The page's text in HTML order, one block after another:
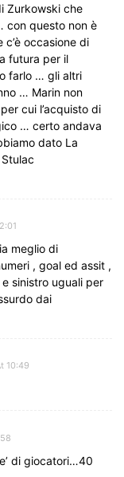
Zurkowski che
con questo non è
c’è occasione di
futura per il
farlo … gli altri
… Marin non
cui l’acquisto di
… certo andava
dato La
meglio di
, goal ed assit ,
sinistro uguali per
dai
10:49
di giocatori…40